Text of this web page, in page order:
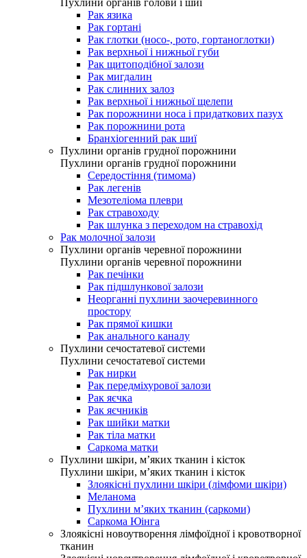
Пухлини органів голови і шиї
Рак язика
Рак гортані
Рак глотки (носо-, рото, гортаноглотки)
Рак верхньої і нижньої губи
Рак щитоподібної залози
Рак мигдалин
Рак слинних залоз
Рак верхньої і нижньої щелепи
Рак порожнини носа і придаткових пазух
Рак порожнини рота
Бранхіогенний рак шиї
Пухлини органів грудної порожнини
Пухлини органів грудної порожнини
Середостіння (тимома)
Рак легенів
Мезотеліома плеври
Рак стравоходу
Рак шлунка з переходом на стравохід
Рак молочної залози
Пухлини органів черевної порожнини
Пухлини органів черевної порожнини
Рак печінки
Рак підшлункової залози
Неорганні пухлини заочеревинного
простору
Рак прямої кишки
Рак анального каналу
Пухлини сечостатевої системи
Пухлини сечостатевої системи
Рак нирки
Рак передміхурової залози
Рак яєчка
Рак яєчників
Рак шийки матки
Рак тіла матки
Саркома матки
Пухлини шкіри, м’яких тканин і кісток
Пухлини шкіри, м’яких тканин і кісток
Злоякісні пухлини шкіри (лімфоми шкіри)
Меланома
Пухлини м’яких тканин (саркоми)
Саркома Юінга
Злоякісні новоутворення лімфоїдної і кровотворної
тканин